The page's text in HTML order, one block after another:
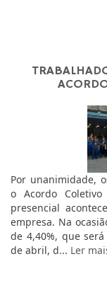
Por unanimidade,
o Acordo
presencial
empresa. Na
de 4,40%, que
de abril, d... Ler